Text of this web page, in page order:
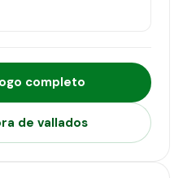
completo
de vallados